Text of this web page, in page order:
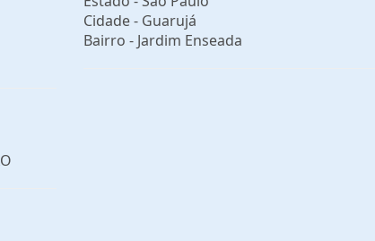
Cidade - Guarujá
Bairro - Jardim Enseada